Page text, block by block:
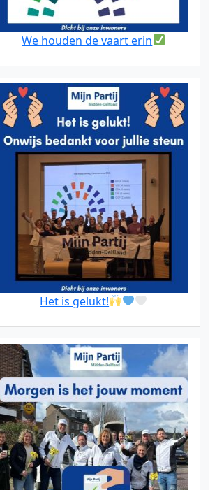
We houden de vaart erin
Het is gelukt!